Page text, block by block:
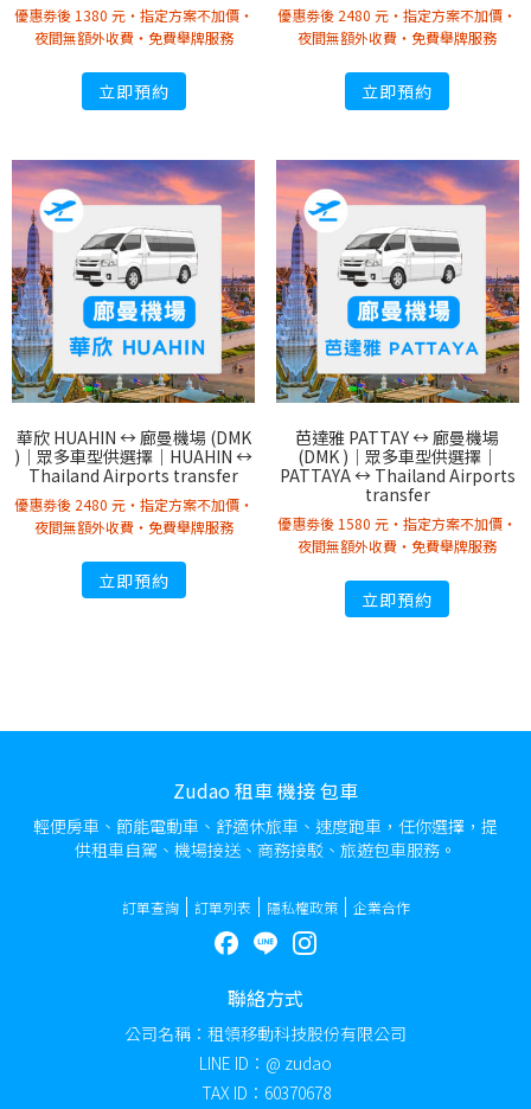
優惠劵後 1380 元・指定方案不加價・
夜間無額外收費・免費舉牌服務
立即預約
優惠劵後 2480 元・指定方案不加價・
夜間無額外收費・免費舉牌服務
立即預約
華欣 HUAHIN ↔︎ 廊曼機場 (DMK
)｜眾多車型供選擇｜HUAHIN ↔︎
Thailand Airports transfer
優惠劵後 2480 元・指定方案不加價・
夜間無額外收費・免費舉牌服務
立即預約
芭達雅 PATTAY ↔︎ 廊曼機場
(DMK )｜眾多車型供選擇｜
PATTAYA ↔︎ Thailand Airports
transfer
優惠劵後 1580 元・指定方案不加價・
夜間無額外收費・免費舉牌服務
立即預約
Zudao 租車 機接 包車
輕便房車、節能電動車、舒適休旅車、速度跑車，任你選擇，提
供租車自駕、機場接送、商務接駁、旅遊包車服務。
訂單查詢 訂單列表 隱私權政策 企業合作
聯絡方式
公司名稱：租領移動科技股份有限公司
LINE ID：@ zudao
TAX ID：60370678